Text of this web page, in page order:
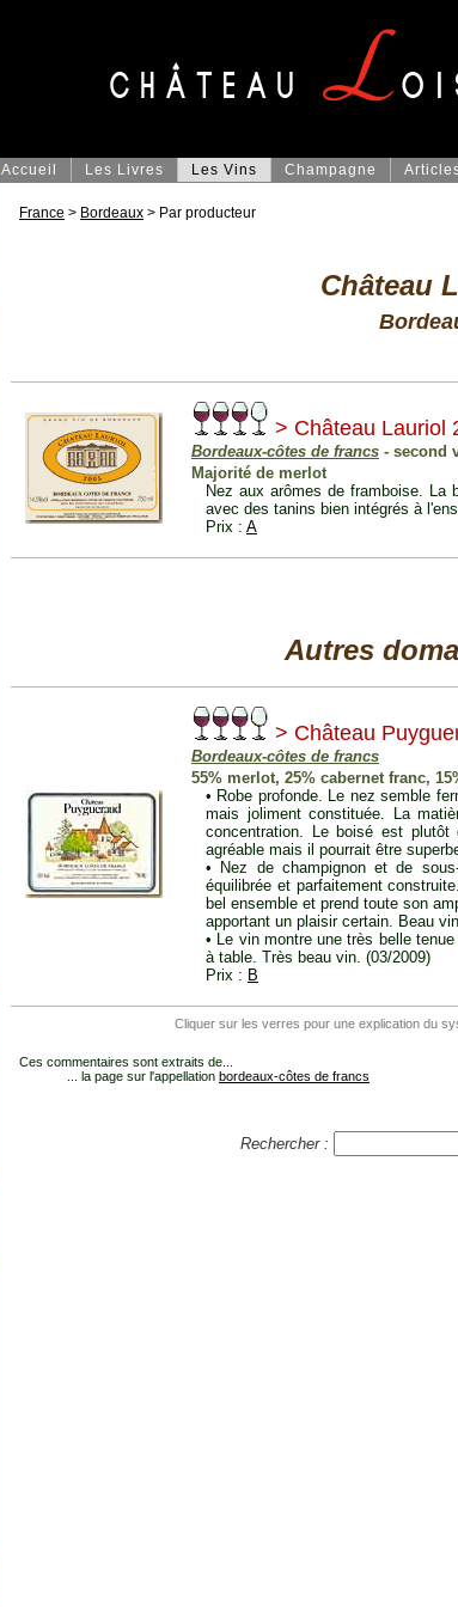
Accueil Les Livres Les Vins Champagne
France > Bordeaux > Par producteur
Château
> Château Lauriol
Bordeaux-côtes de francs - second
Majorité de merlot
Nez aux arômes de framboise. La
avec des tanins bien intégrés à
Prix : A
Autres
> Château
Bordeaux-côtes de francs
55% merlot, 25% cabernet franc,
• Robe profonde. Le nez semble
mais joliment constituée. La
concentration. Le boisé est
agréable mais il pourrait être
• Nez de champignon et de
équilibrée et parfaitement
bel ensemble et prend toute son
apportant un plaisir certain. Beau
• Le vin montre une très belle
à table. Très beau vin. (03/2009)
Prix : B
Cliquer sur les verres pour une explication du
Ces commentaires sont extraits de...
... la page sur l'appellation bordeaux-côtes de francs
Rechercher :